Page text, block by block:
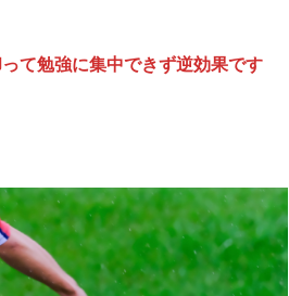
て勉強に集中できず逆効果です